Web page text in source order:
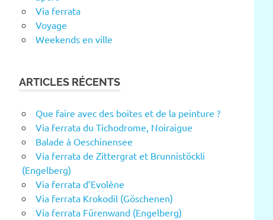
Via ferrata
Voyage
Weekends en ville
ARTICLES RÉCENTS
Que faire avec des boites et de la peinture ?
Via ferrata du Tichodrome, Noiraigue
Balade à Oeschinensee
Via ferrata de Zittergrat et Brunnistöckli
(Engelberg)
Via ferrata d’Evolène
Via ferrata Krokodil (Göschenen)
Via ferrata Fürenwand (Engelberg)